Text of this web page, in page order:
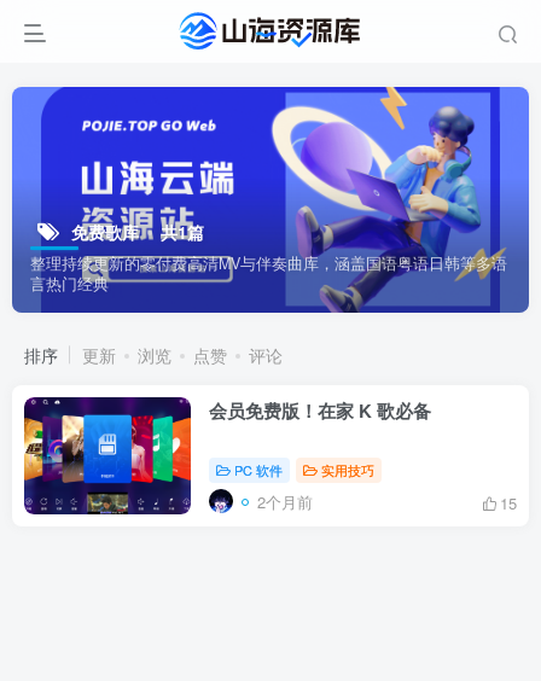
免费歌库 共1篇
整理持续更新的零付费高清MV与伴奏曲库，涵盖国语粤语日韩等多语
言热门经典
排序 更新 浏览 点赞 评论
会员免费版！在家 K 歌必备
PC 软件 实用技巧
2个月前 15